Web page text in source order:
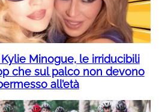
Minogue, le irriducibili
che sul palco non devono
all’età